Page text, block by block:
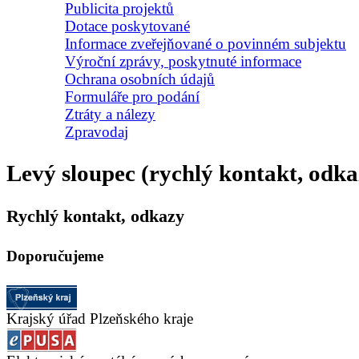
Publicita projektů
Dotace poskytované
Informace zveřejňované o povinném subjektu
Výroční zprávy, poskytnuté informace
Ochrana osobních údajů
Formuláře pro podání
Ztráty a nálezy
Zpravodaj
Levý sloupec (rychlý kontakt,
Rychlý kontakt, odkazy
Doporučujeme
Krajský úřad Plzeňského kraje